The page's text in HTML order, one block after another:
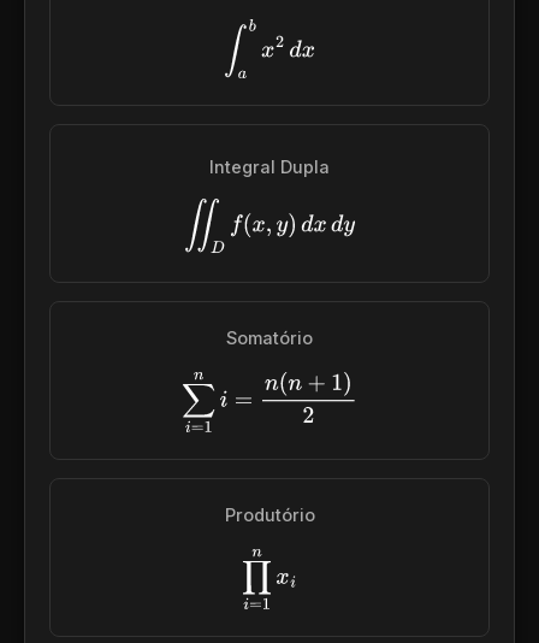
a x2d x
Integral Dupla
∬ D x,y)d xd y
Somatório
∑i= n =n (n+1)2
Produtório
∏ 1nx